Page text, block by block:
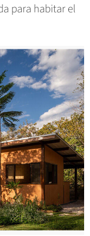
para habitar el